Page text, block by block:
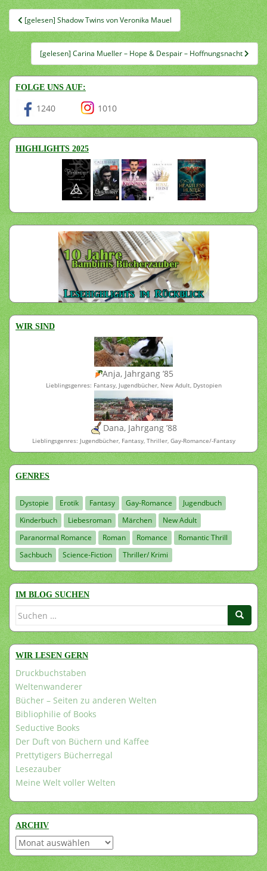
Beitragsnavigation
[gelesen] Shadow Twins von Veronika Mauel
[gelesen] Carina Mueller – Hope & Despair – Hoffnungsnacht
FOLGE UNS AUF:
1240 1010
HIGHLIGHTS 2025
WIR SIND
Anja, Jahrgang ’85
Lieblingsgenres: Fantasy, Jugendbücher, New Adult, Dystopien
Dana, Jahrgang ’88
Lieblingsgenres: Jugendbücher, Fantasy, Thriller, Gay-Romance/-Fantasy
GENRES
Dystopie Erotik Fantasy Gay-Romance
Jugendbuch
Kinderbuch
Liebesroman Märchen
New Adult
Paranormal Romance
Roman Romance
Romantic Thrill
Sachbuch
Science-Fiction Thriller/ Krimi
IM BLOG SUCHEN
Suchen
WIR LESEN GERN
Druckbuchstaben
Weltenwanderer
Bücher – Seiten zu anderen Welten
Bibliophilie of Books
Seductive Books
Der Duft von Büchern und Kaffee
Prettytigers Bücherregal
Lesezauber
Meine Welt voller Welten
ARCHIV
Archiv